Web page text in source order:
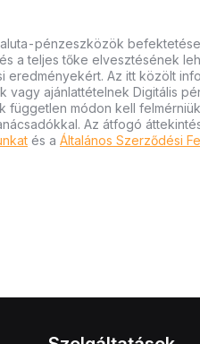
pénzeszközök
a teljes tőke elvesztésének
Az itt közölt
vagy ajánlattételnek Digitális
független módon kell
Az átfogó
és a Általános Szerződési